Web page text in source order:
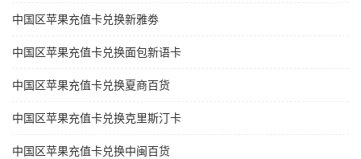
中国区苹果充值卡兑换新雅劵
中国区苹果充值卡兑换面包新语卡
中国区苹果充值卡兑换夏商百货
中国区苹果充值卡兑换克里斯汀卡
中国区苹果充值卡兑换中闽百货